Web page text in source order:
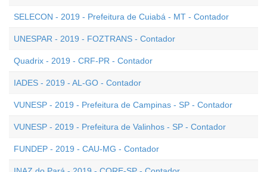
SELECON - 2019 - Prefeitura de Cuiabá - MT - Contador
UNESPAR - 2019 - FOZTRANS - Contador
Quadrix - 2019 - CRF-PR - Contador
IADES - 2019 - AL-GO - Contador
VUNESP - 2019 - Prefeitura de Campinas - SP - Contador
VUNESP - 2019 - Prefeitura de Valinhos - SP - Contador
FUNDEP - 2019 - CAU-MG - Contador